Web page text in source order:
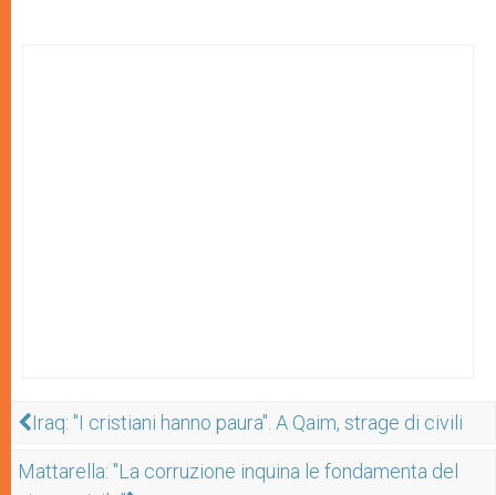
Iraq: "I cristiani hanno paura". A Qaim, strage di civili
Mattarella: "La corruzione inquina le fondamenta del